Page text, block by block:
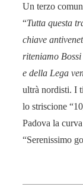
Un terzo
“Tutta questa
chiave
riteniamo
e della Lega
ultrà nordisti. I
lo striscione
Padova la
“Serenissimo